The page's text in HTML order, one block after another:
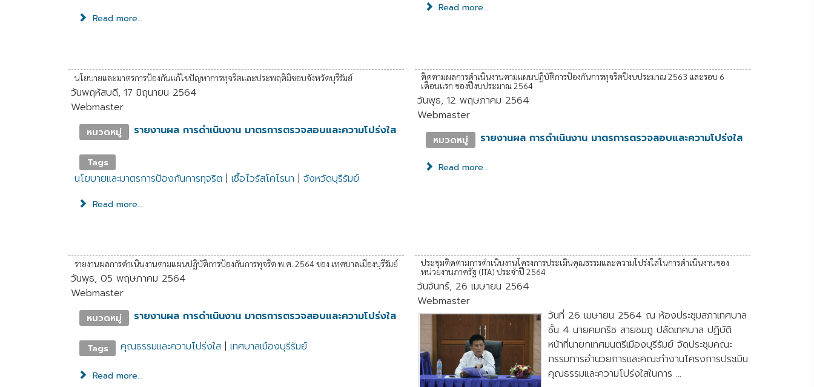
Read more...
Read more...
นโยบายและมาตรการป้องกันแก้ไขปัญหาการทุจริตและประพฤติมิชอบจังหวัดบุรีรัมย์
วันพฤหัสบดี, 17 มิถุนายน 2564
Webmaster
หมวดหมู่ รายงานผล การดำเนินงาน มาตรการตรวจสอบและความโปร่งใส
Tags
นโยบายและมาตรการป้องกันการทุจริต |เชื้อไวรัสโคโรนา |จังหวัดบุรีรัมย์
Read more...
ติดตามผลการดำเนินงานตามแผนปฏิบัติการป้องกันการทุจริตปีงบประมาณ 2563 และรอบ 6
เดือนแรก ของปีงบประมาณ 2564
วันพุธ, 12 พฤษภาคม 2564
Webmaster
หมวดหมู่ รายงานผล การดำเนินงาน มาตรการตรวจสอบและความโปร่งใส
Read more...
รายงานผลการดำเนินงานตามแผนปฏิบัติการป้องกันการทุจริต พ.ศ. 2564 ของ เทศบาลเมืองบุรีรัมย์
วันพุธ, 05 พฤษภาคม 2564
Webmaster
หมวดหมู่ รายงานผล การดำเนินงาน มาตรการตรวจสอบและความโปร่งใส
Tags คุณธรรมและความโปร่งใส |เทศบาลเมืองบุรีรัมย์
Read more...
ประชุมติดตามการดำเนินงานโครงการประเมินคุณธรรมและความโปร่งใสในการดำเนินงานของ
หน่วยงานภาครัฐ (ITA) ประจำปี 2564
วันจันทร์, 26 เมษายน 2564
Webmaster
วันที่ 26 เมษายน 2564 ณ ห้องประชุมสภาเทศบาล
ชั้น 4 นายคมกริช สายชมภู ปลัดเทศบาล ปฏิบัติ
หน้าที่นายกเทศมนตรีเมืองบุรีรัมย์ จัดประชุมคณะ
กรรมการอำนวยการและคณะทำงานโครงการประเมิน
คุณธรรมและความโปร่งใสในการ ...